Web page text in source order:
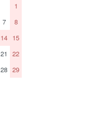
1
7
8
14 15
21
22
28 29